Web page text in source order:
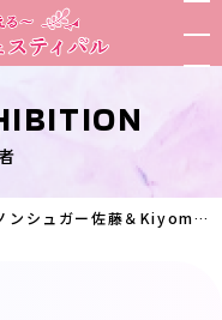
「ノンシュガー佐藤＆Kiyomin」さんの出展が決定しました！